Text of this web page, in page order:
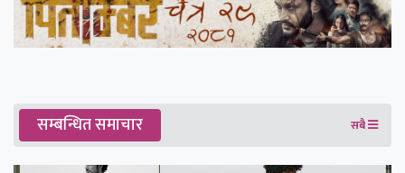
सम्बन्धित समाचार सबै